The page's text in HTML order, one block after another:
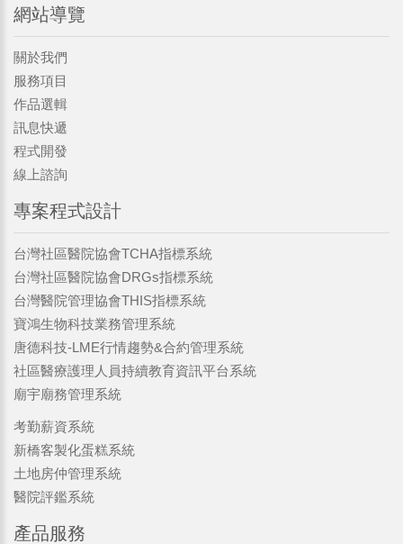
網站導覽
關於我們
服務項目
作品選輯
訊息快遞
程式開發
線上諮詢
專案程式設計
台灣社區醫院協會TCHA指標系統
台灣社區醫院協會DRGs指標系統
台灣醫院管理協會THIS指標系統
寶鴻生物科技業務管理系統
唐德科技-LME行情趨勢&合約管理系統
社區醫療護理人員持續教育資訊平台系統
廟宇廟務管理系統
考勤薪資系統
新橋客製化蛋糕系統
土地房仲管理系統
醫院評鑑系統
產品服務